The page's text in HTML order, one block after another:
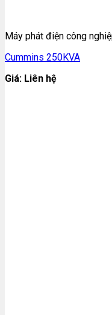
Máy phát điện công
Cummins 250KVA
Giá: Liên hệ